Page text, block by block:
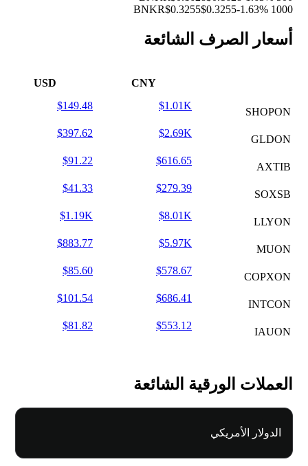
1000 BNKR
$0.3255$0.3255-1.63%
أسعار الصرف الشائعة
CNY
USD
SHOPON
$1.01K
$149.48
GLDON
$2.69K
$397.62
AXTIB
$616.65
$91.22
SOXSB
$279.39
$41.33
LLYON
$8.01K
$1.19K
MUON
$5.97K
$883.77
COPXON
$578.67
$85.60
INTCON
$686.41
$101.54
IAUON
$553.12
$81.82
العملات الورقية الشائعة
الدولار الأمريكي